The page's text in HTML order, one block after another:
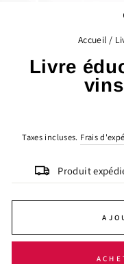
Accueil /
Livre
Taxes incluses. Frais
Produit